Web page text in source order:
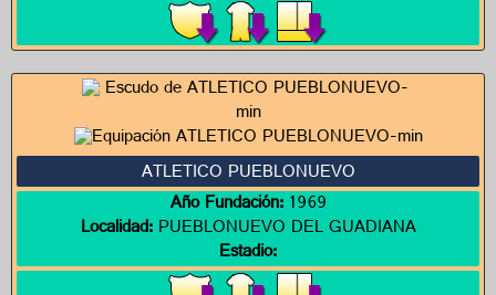
ATLETICO PUEBLONUEVO
Año Fundación:1969
Localidad:PUEBLONUEVO DEL GUADIANA
Estadio: